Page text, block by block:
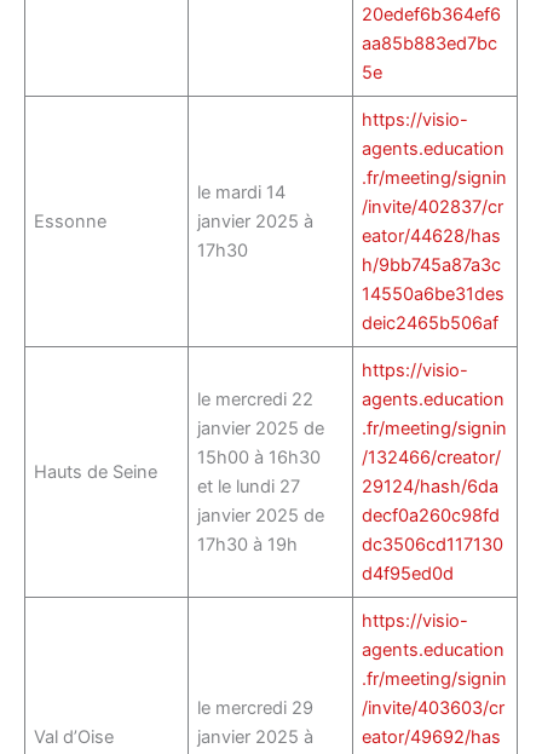
20edef6b364ef6
aa85b883ed7bc
5e
Essonne
le mardi 14
janvier 2025 à
17h30
https://visio-
agents.education
.fr/meeting/signin
/invite/402837/cr
eator/44628/has
h/9bb745a87a3c
14550a6be31des
deic2465b506af
Hauts de Seine
le mercredi 22
janvier 2025 de
15h00 à 16h30
et le lundi 27
janvier 2025 de
17h30 à 19h
https://visio-
agents.education
.fr/meeting/signin
/132466/creator/
29124/hash/6da
decf0a260c98fd
dc3506cd117130
d4f95ed0d
Val d’Oise
le mercredi 29
janvier 2025 à
https://visio-
agents.education
.fr/meeting/signin
/invite/403603/cr
eator/49692/has